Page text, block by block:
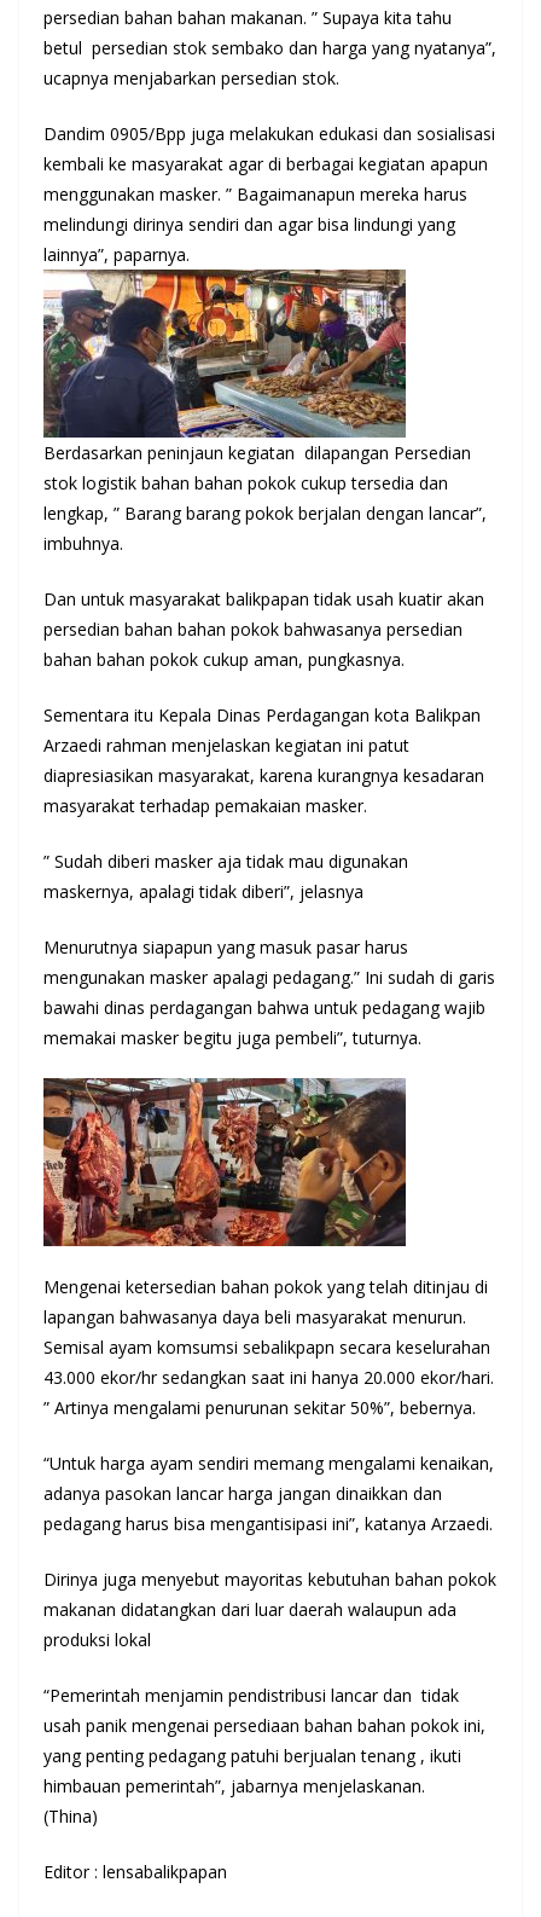
persedian bahan bahan makanan. ” Supaya kita tahu
betul persedian stok sembako dan harga yang nyatanya”,
ucapnya menjabarkan persedian stok.
Dandim 0905/Bpp juga melakukan edukasi dan sosialisasi
kembali ke masyarakat agar di berbagai kegiatan apapun
menggunakan masker. ” Bagaimanapun mereka harus
melindungi dirinya sendiri dan agar bisa lindungi yang
lainnya”, paparnya.
Berdasarkan peninjaun kegiatan dilapangan Persedian
stok logistik bahan bahan pokok cukup tersedia dan
lengkap, ” Barang barang pokok berjalan dengan lancar”,
imbuhnya.
Dan untuk masyarakat balikpapan tidak usah kuatir akan
persedian bahan bahan pokok bahwasanya persedian
bahan bahan pokok cukup aman, pungkasnya.
Sementara itu Kepala Dinas Perdagangan kota Balikpan
Arzaedi rahman menjelaskan kegiatan ini patut
diapresiasikan masyarakat, karena kurangnya kesadaran
masyarakat terhadap pemakaian masker.
” Sudah diberi masker aja tidak mau digunakan
maskernya, apalagi tidak diberi”, jelasnya
Menurutnya siapapun yang masuk pasar harus
mengunakan masker apalagi pedagang.” Ini sudah di garis
bawahi dinas perdagangan bahwa untuk pedagang wajib
memakai masker begitu juga pembeli”, tuturnya.
Mengenai ketersedian bahan pokok yang telah ditinjau di
lapangan bahwasanya daya beli masyarakat menurun.
Semisal ayam komsumsi sebalikpapn secara keselurahan
43.000 ekor/hr sedangkan saat ini hanya 20.000 ekor/hari.
” Artinya mengalami penurunan sekitar 50%”, bebernya.
“Untuk harga ayam sendiri memang mengalami kenaikan,
adanya pasokan lancar harga jangan dinaikkan dan
pedagang harus bisa mengantisipasi ini”, katanya Arzaedi.
Dirinya juga menyebut mayoritas kebutuhan bahan pokok
makanan didatangkan dari luar daerah walaupun ada
produksi lokal
“Pemerintah menjamin pendistribusi lancar dan tidak
usah panik mengenai persediaan bahan bahan pokok ini,
yang penting pedagang patuhi berjualan tenang , ikuti
himbauan pemerintah”, jabarnya menjelaskanan.
(Thina)
Editor : lensabalikpapan